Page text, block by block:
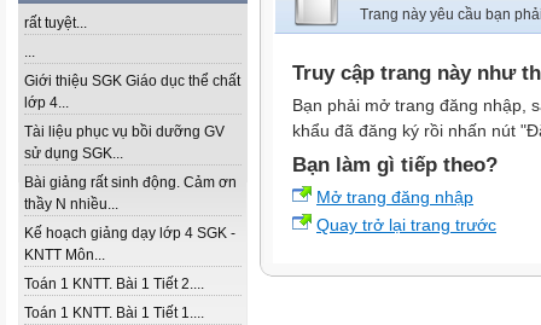
rất tuyệt...
...
Giới thiệu SGK Giáo dục thể chất
lớp 4...
Tài liệu phục vụ bồi dưỡng GV
sử dụng SGK...
Bài giảng rất sinh động. Cảm ơn
thầy N nhiều...
Kế hoạch giảng dạy lớp 4 SGK -
KNTT Môn...
Toán 1 KNTT. Bài 1 Tiết 2....
Toán 1 KNTT. Bài 1 Tiết 1....
Trang này yêu cầu bạn
Truy cập trang này như
Bạn phải mở trang đăng nhập,
khẩu đã đăng ký rồi nhấn nút
Bạn làm gì tiếp theo?
Mở trang đăng nhập
Quay trở lại trang trước